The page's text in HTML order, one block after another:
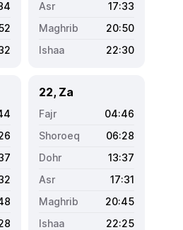
17:33
20:50
22:30
22, Za
04:46
06:28
13:37
17:31
20:45
22:25